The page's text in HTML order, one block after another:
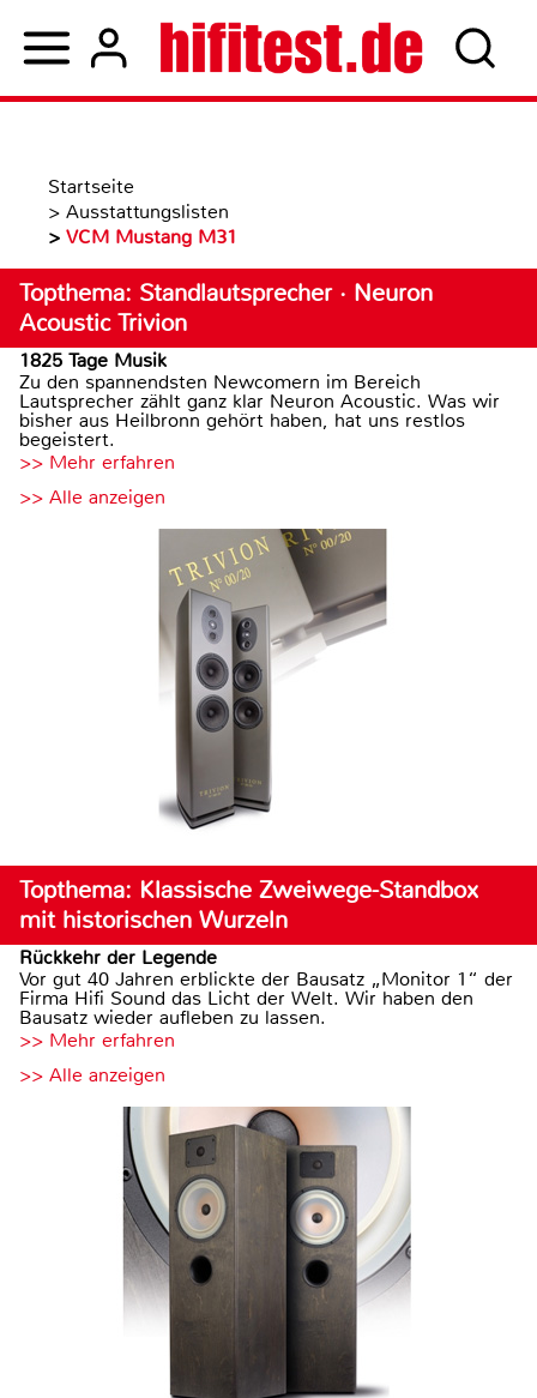
Startseite
> Ausstattungslisten
> VCM Mustang M31
Topthema: Standlautsprecher · Neuron
Acoustic Trivion
1825 Tage Musik
Zu den spannendsten Newcomern im Bereich
Lautsprecher zählt ganz klar Neuron Acoustic. Was wir
bisher aus Heilbronn gehört haben, hat uns restlos
begeistert.
>> Mehr erfahren
>> Alle anzeigen
Topthema: Klassische Zweiwege-Standbox
mit historischen Wurzeln
Rückkehr der Legende
Vor gut 40 Jahren erblickte der Bausatz „Monitor 1“ der
Firma Hifi Sound das Licht der Welt. Wir haben den
Bausatz wieder aufleben zu lassen.
>> Mehr erfahren
>> Alle anzeigen